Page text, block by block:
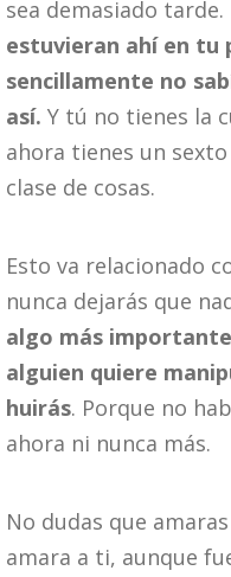
sea demasiado tarde.
estuvieran ahí en tu
sencillamente no
así. Y tú no tienes la
ahora tienes un
clase de cosas.
Esto va relacionado
nunca dejarás que
algo más
alguien quiere
huirás. Porque no
ahora ni nunca más.
No dudas que
amara a ti, aunque